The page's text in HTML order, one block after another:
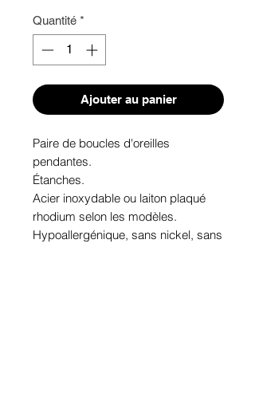
Quantité *
Ajouter au panier
Paire de boucles d'oreilles
pendantes.
Étanches.
Acier inoxydable ou laiton plaqué
rhodium selon les modèles.
Hypoallergénique, sans nickel, sans